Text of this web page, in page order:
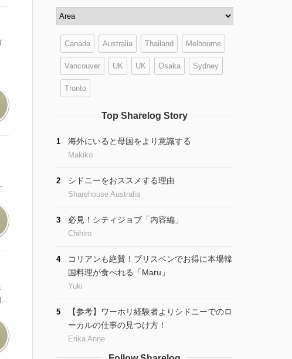
Canada Australia Thailand Melbourne
Vancouver UK UK Osaka Sydney
Tronto
Top Sharelog Story
1 海外にいると母国をより意識する
Makiko
2 シドニーをおススメする理由
Sharehouse Australia
3 必見！シティジョブ「内容編」
Chihiro
4
コリアンも絶賛！ブリスベンでお得に本場韓
国料理が食べれる「Maru」
Yuki
5
【参考】ワーホリ経験者よりシドニーでのロ
ーカルの仕事の見つけ方！
Erika Anne